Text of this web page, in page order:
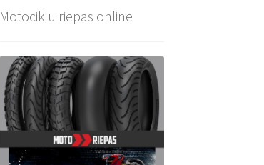
Motociklu riepas online